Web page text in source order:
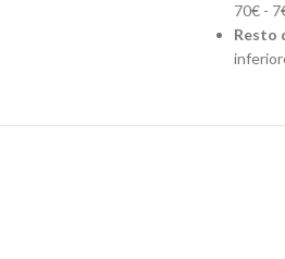
70€ -
Resto